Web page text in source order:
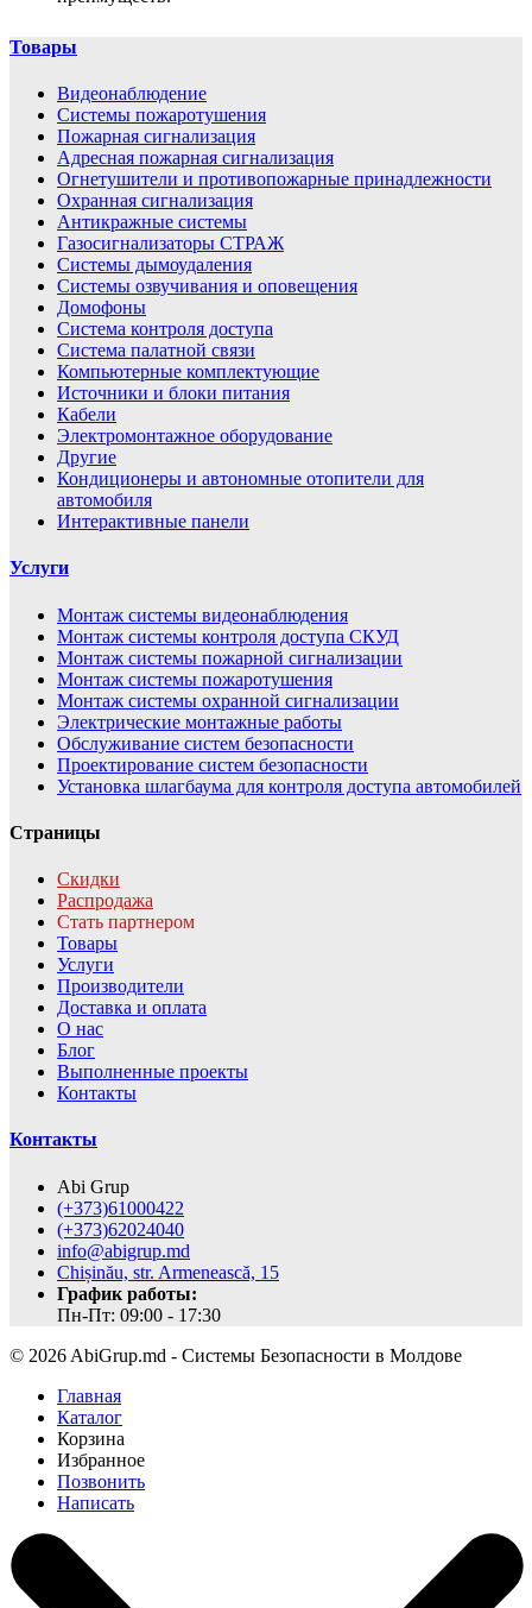
Товары
Видеонаблюдение
Системы пожаротушения
Пожарная сигнализация
Адресная пожарная сигнализация
Огнетушители и противопожарные принадлежности
Охранная сигнализация
Антикражные системы
Газосигнализаторы СТРАЖ
Системы дымоудаления
Системы озвучивания и оповещения
Домофоны
Система контроля доступа
Система палатной связи
Компьютерные комплектующие
Источники и блоки питания
Кабели
Электромонтажное оборудование
Другие
Кондиционеры и автономные отопители для
автомобиля
Интерактивные панели
Услуги
Монтаж системы видеонаблюдения
Монтаж системы контроля доступа СКУД
Монтаж системы пожарной сигнализации
Монтаж системы пожаротушения
Монтаж системы охранной сигнализации
Электрические монтажные работы
Обслуживание систем безопасности
Проектирование систем безопасности
Установка шлагбаума для контроля доступа автомобилей
Страницы
Скидки
Распродажа
Стать партнером
Товары
Услуги
Производители
Доставка и оплата
О нас
Блог
Выполненные проекты
Контакты
Контакты
Abi Grup
(+373)61000422
(+373)62024040
info@abigrup.md
Chișinău, str. Armenească, 15
График работы:
Пн-Пт: 09:00 - 17:30
© 2026 AbiGrup.md - Системы Безопасности в Молдове
Главная
Каталог
Корзина
Избранное
Позвонить
Написать